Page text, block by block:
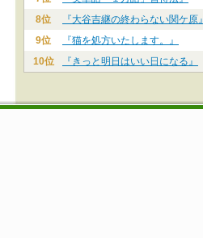
8位
『大谷吉継の終わらない関ケ原』
9位
『猫を処方いたします。』
10位
『きっと明日はいい日になる』